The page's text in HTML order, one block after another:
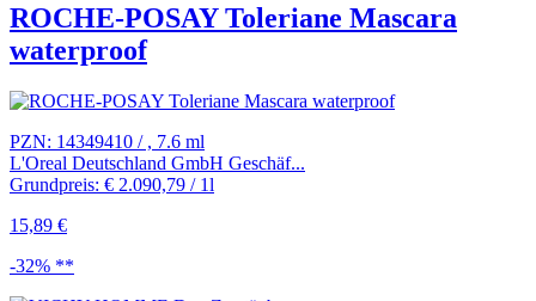
ROCHE-POSAY Toleriane Mascara
waterproof
PZN: 14349410 / , 7.6 ml
L'Oreal Deutschland GmbH Geschäf...
Grundpreis: € 2.090,79 / 1l
15,89 €
-32% **